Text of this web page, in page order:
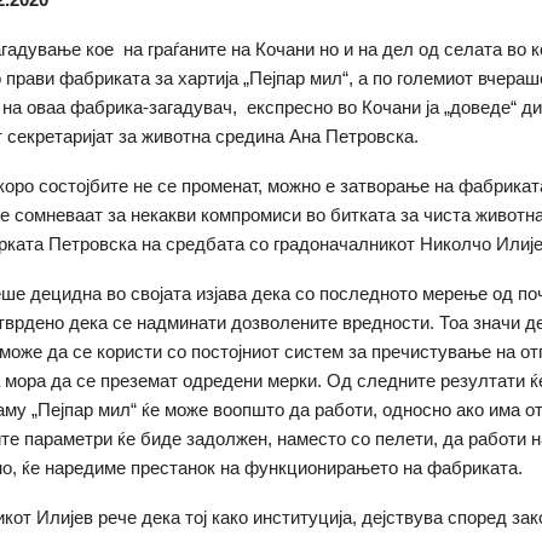
кое на граѓаните на Кочани но и на дел од селата во
прави фабриката за хартија „Пејпар мил“, а по големиот
оваа фабрика-загадувач, експресно во Кочани ја „доведе“
за животна средина Ана Петровска.
состојбите не се променат, можно е затворање на
сомневаат за некакви компромиси во битката за чиста
Петровска на средбата со градоначалникот Николчо
децидна во својата изјава дека со последното мерење од
дека се надминати дозволените вредности. Тоа значи
да се користи со постојниот систем за пречистување на
мора да се преземат одредени мерки. Од следните резултати
„Пејпар мил“ ќе може воопшто да работи, односно ако има
параметри ќе биде задолжен, наместо со пелети, да работи
ќе наредиме престанок на функционирањето на фабриката.
Илијев рече дека тој како институција, дејствува според